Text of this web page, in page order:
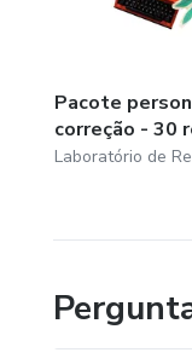
Portuguesa,
texto com
Pacote
correção - 30
Laboratório de